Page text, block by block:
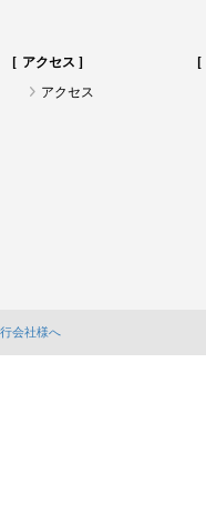
アクセス
アクセス
会社様へ